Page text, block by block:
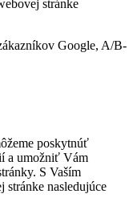
stránke
Google, A/B-
poskytnúť
a umožniť Vám
S Vaším
stránke nasledujúce